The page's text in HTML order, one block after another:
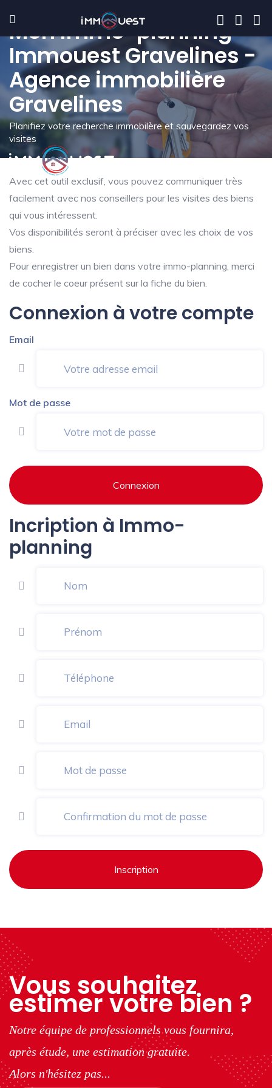
Mon immo-planning -
Immouest Gravelines -
Agence immobilière
Gravelines
Planifiez votre recherche immobilère et sauvegardez vos
visites
Avec cet outil exclusif, vous pouvez communiquer très
facilement avec nos conseillers pour les visites des biens
qui vous intéressent.
Vos disponibilités seront à préciser avec les choix de vos
biens.
Pour enregistrer un bien dans votre immo-planning, merci
de cocher le coeur présent sur la fiche du bien.
Connexion à votre compte
Email
Mot de passe
Connexion
Incription à Immo-
planning
Inscription
Vous souhaitez
estimer votre bien ?
Notre équipe de professionnels vous fournira,
après étude, une estimation gratuite.
Alors n'hésitez pas...